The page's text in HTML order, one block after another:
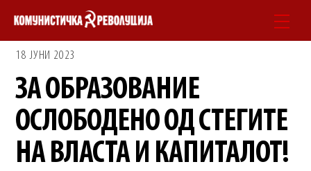
Skip
content18 ЈУНИ 2023
ЗА ОБРАЗОВАНИЕ
ОСЛОБОДЕНО ОД СТЕГИТЕ
НА ВЛАСТА И КАПИТАЛОТ!